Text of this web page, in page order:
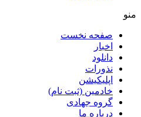
منو
صفحه نخست
اخبار
دانلود
نذورات
اپلیکیشن
خادمین (ثبت نام)
گروه جهادی
درباره ما